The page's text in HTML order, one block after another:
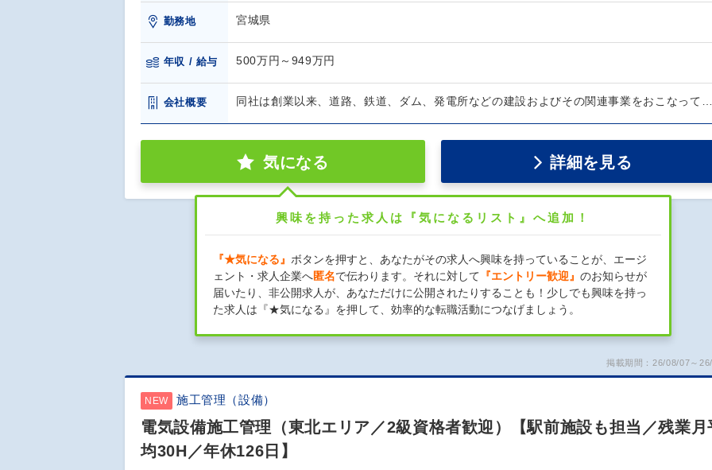
勤務地 宮城県
年収 / 給与 500万円～949万円
会社概要 同社は創業以来、道路、鉄道、ダム、発電所などの建設およびその関連事業をおこなって…
気になる 詳細を見る
興味を持った求人は『気になるリスト』へ追加！
『★気になる』 ボタンを押すと、あなたがその求人へ興味を持っていることが、エージ
ェント・求人企業へ匿名で伝わります。それに対して 『エントリー歓迎』 のお知らせが
届いたり、非公開求人が、あなただけに公開されたりすることも！少しでも興味を持っ
た求人は『★気になる』を押して、効率的な転職活動につなげましょう。
掲載期間：26/08/07～
NEW 施工管理（設備）
電気設備施工管理（東北エリア／2級資格者歓迎）【駅前施設も担当／残業月
均30H／年休126日】